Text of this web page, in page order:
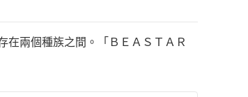
在兩個種族之間。「ＢＥＡＳＴＡＲ